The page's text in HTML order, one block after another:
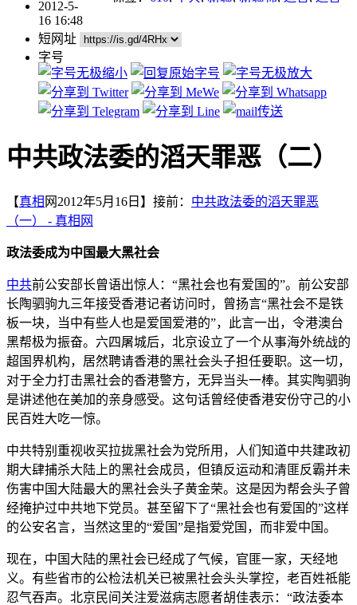
2012-5-
16 16:48
短网址
字号
中共政法委的滔天罪恶（二）
【真相 网2012年5月16日】接前： 中共政法委的滔天罪恶
（一） - 真相网
政法委成为中国最大黑社会
中共前公安部长曾语出惊人：“黑社会也有爱国的”。前公安部
长陶驷驹九三年接受香港记者访问时，曾扬言“黑社会不是铁
板一块，当中有些人也是爱国爱港的”，此言一出，令港澳台
黑帮极为振奋。六四屠城后，北京设立了一个从事海外统战的
超国界机构，居然聘请香港的黑社会头子担任要职。这一切，
对于全力打击黑社会的香港警方，无异当头一棒。其实陶驷驹
是讲述他在美加的亲身感受。这句话曾经使香港安份守己的小
民百姓大吃一惊。
中共特别重视收买拉拢黑社会为党所用，人们知道中共建政初
期大肆捕杀大陆上的黑社会成员，但镇反运动和清匪反霸并未
伤害中国大陆最大的黑社会头子黄金荣。这是因为帮会头子曾
经掩护过中共地下党员。甚至留下了“黑社会也有爱国的”这样
的公安名言，当然这里的“爱国”是指爱党国，而非爱中国。
现在，中国大陆的黑社会已经成了气候，官匪一家，天经地
义。有些省市的公检法机关已被黑社会头头掌控，老百姓祗能
忍气吞声。北京民间关注爱滋病志愿者胡佳表示：“政法委本